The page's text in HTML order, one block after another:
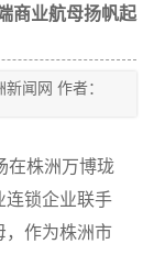
商业航母扬帆起
闻网 作者：
在株洲万博珑
连锁企业联手
，作为株洲市